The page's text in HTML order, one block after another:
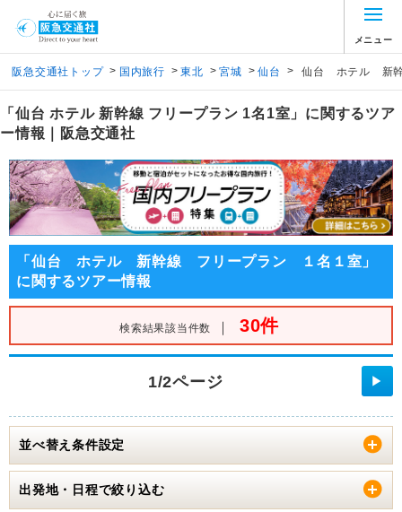
メニュー
阪急交通社トップ > 国内旅行 > 東北 > 宮城 > 仙台 > 仙台 ホテル 新
「仙台 ホテル 新幹線 フリープラン 1名1室」に関するツア
ー情報｜阪急交通社
「仙台 ホテル 新幹線 フリープラン １名１室」
に関するツアー情報
検索結果該当件数 ｜ 30件
1/2ページ ▶
並べ替え条件設定
出発地・日程で絞り込む